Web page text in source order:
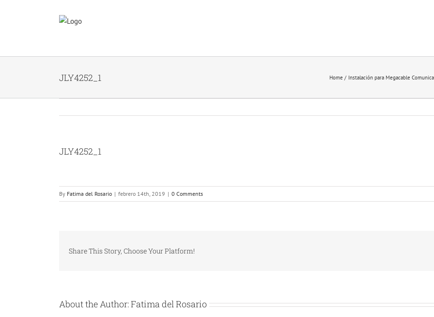
JLY4252_1 Home Instalación para Megacable
JLY4252_1
By Fatima del Rosario | febrero 14th, 2019 | 0 Comments
Share This Story, Choose Your Platform!
About the Author:Fatima del Rosario